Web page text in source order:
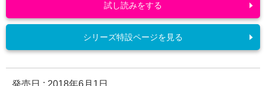
試し読みをする
シリーズ特設ページを見る